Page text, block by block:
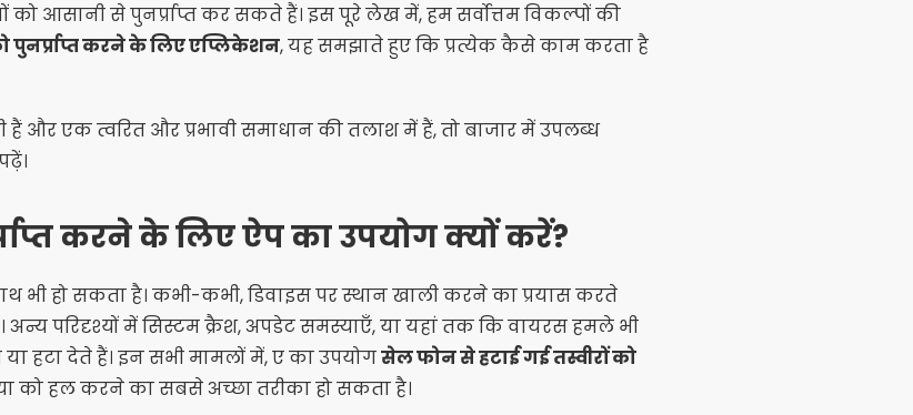
को आसानी से पुनर्प्राप्त कर सकते हैं। इस पूरे लेख में, हम सर्वोत्तम विकल्पों की
पुनर्प्राप्त करने के लिए एप्लिकेशन, यह समझाते हुए कि प्रत्येक कैसे काम करता है
और एक त्वरित और प्रभावी समाधान की तलाश में हैं, तो बाजार में उपलब्ध
करने के लिए ऐप का उपयोग क्यों करें?
भी हो सकता है। कभी-कभी, डिवाइस पर स्थान खाली करने का प्रयास करते
परिदृश्यों में सिस्टम क्रैश, अपडेट समस्याएँ, या यहां तक कि वायरस हमले भी
हटा देते हैं। इन सभी मामलों में, ए का उपयोगसेल फोन से हटाई गई तस्वीरों को
को हल करने का सबसे अच्छा तरीका हो सकता है।